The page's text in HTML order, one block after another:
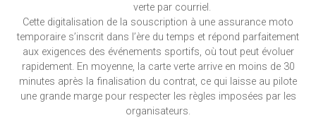
verte par courriel.
Cette digitalisation de la souscription à une assurance moto
temporaire s’inscrit dans l’ère du temps et répond parfaitement
aux exigences des événements sportifs, où tout peut évoluer
rapidement. En moyenne, la carte verte arrive en moins de 30
minutes après la finalisation du contrat, ce qui laisse au pilote
une grande marge pour respecter les règles imposées par les
organisateurs.